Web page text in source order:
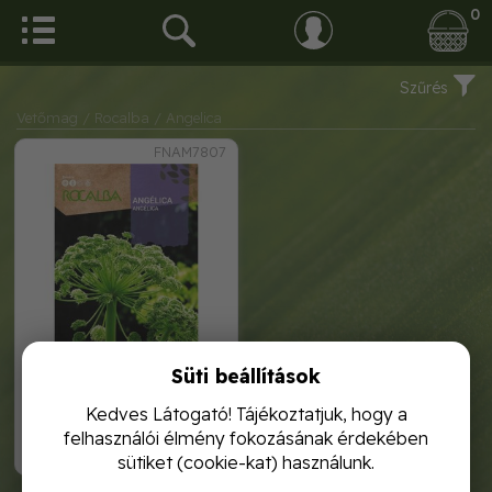
0
Szűrés
Vetőmag / Rocalba
/ Angelica
FNAM7807
120,-
angelica 1g rocalba
Süti beállítások
Kedves Látogató! Tájékoztatjuk, hogy a
felhasználói élmény fokozásának érdekében
sütiket (cookie-kat) használunk.